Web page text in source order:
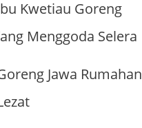
Kwetiau Goreng
Menggoda Selera
Jawa Rumahan